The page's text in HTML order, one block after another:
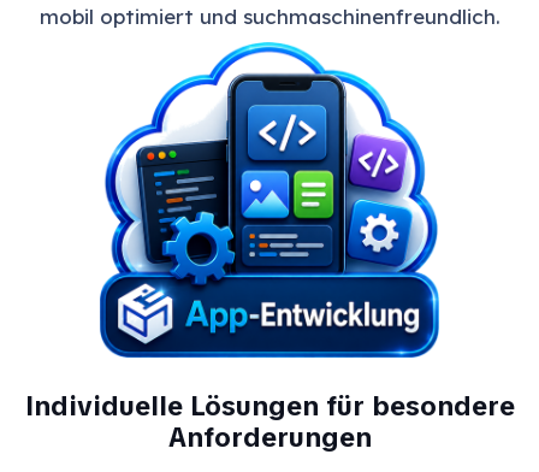
mobil optimiert und suchmaschinenfreundlich.
Individuelle Lösungen für besondere
Anforderungen